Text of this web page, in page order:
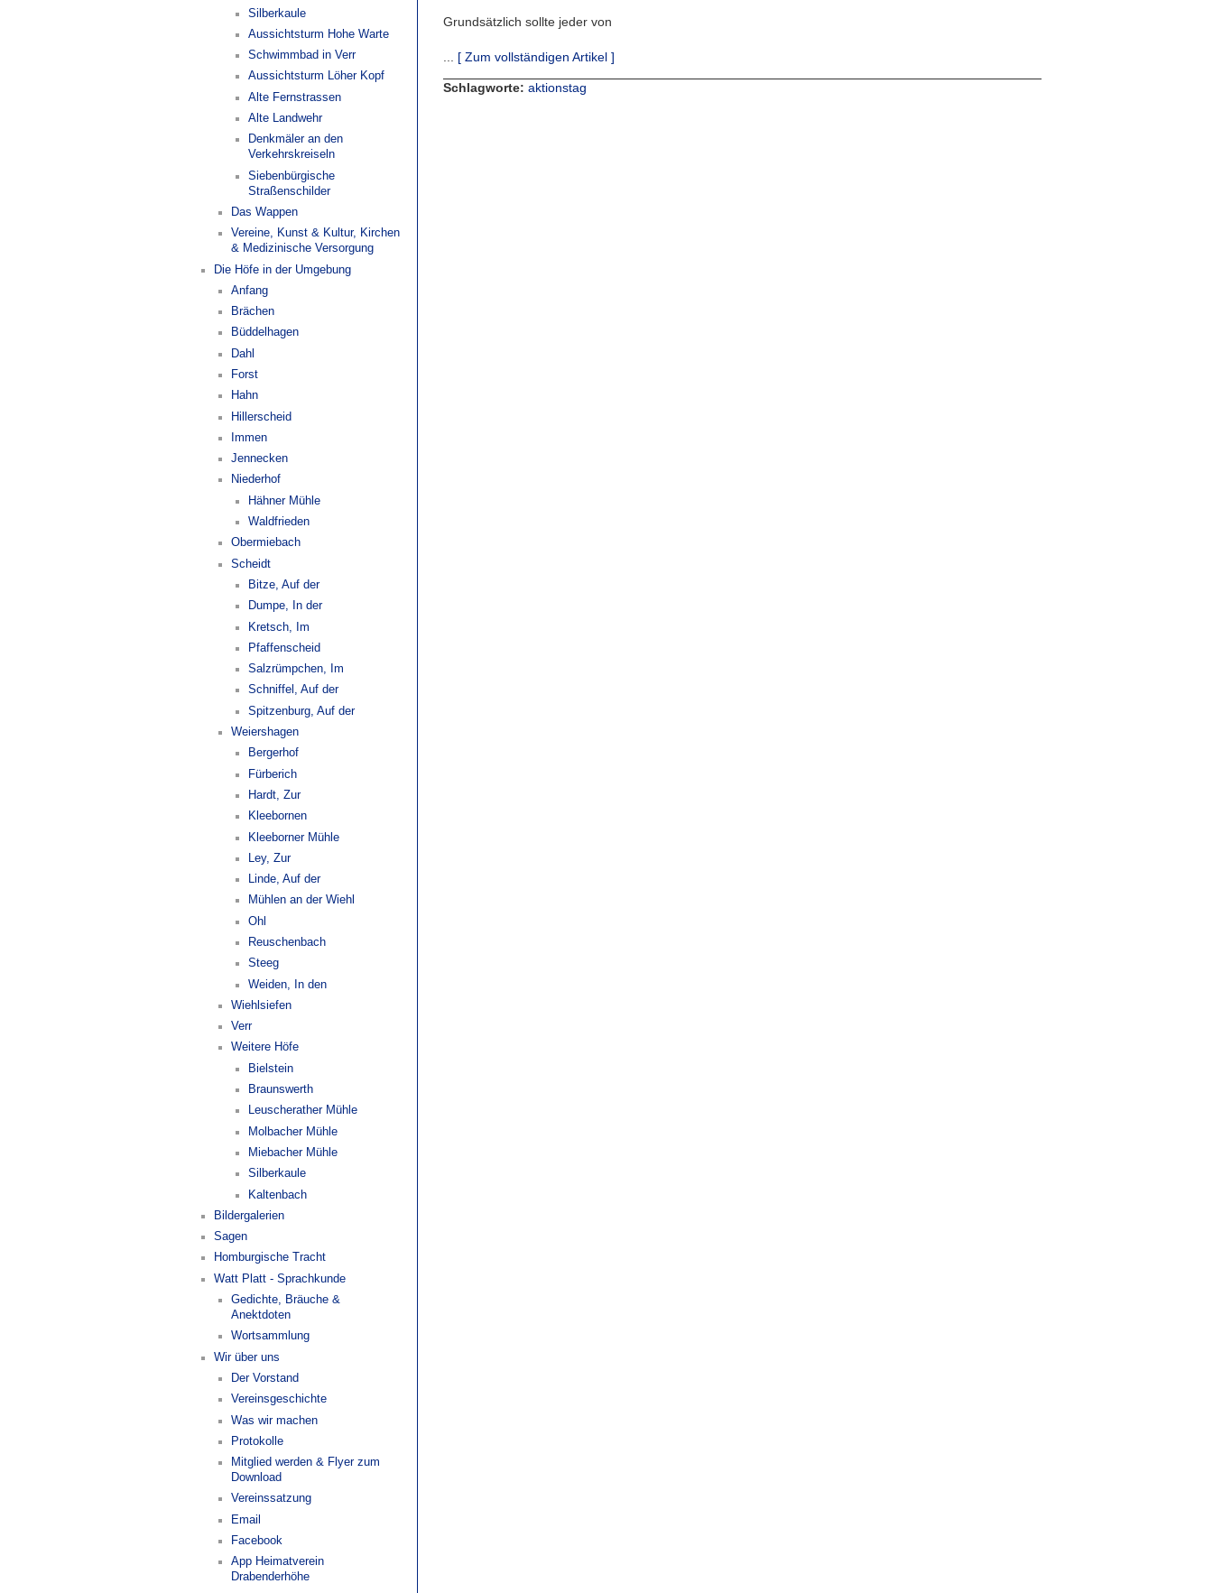
Silberkaule
Aussichtsturm Hohe Warte
Schwimmbad in Verr
Aussichtsturm Löher Kopf
Alte Fernstrassen
Alte Landwehr
Denkmäler an den
Verkehrskreiseln
Siebenbürgische
Straßenschilder
Das Wappen
Vereine, Kunst & Kultur, Kirchen
& Medizinische Versorgung
Die Höfe in der Umgebung
Anfang
Brächen
Büddelhagen
Dahl
Forst
Hahn
Hillerscheid
Immen
Jennecken
Niederhof
Hähner Mühle
Waldfrieden
Obermiebach
Scheidt
Bitze, Auf der
Dumpe, In der
Kretsch, Im
Pfaffenscheid
Salzrümpchen, Im
Schniffel, Auf der
Spitzenburg, Auf der
Weiershagen
Bergerhof
Fürberich
Hardt, Zur
Kleebornen
Kleeborner Mühle
Ley, Zur
Linde, Auf der
Mühlen an der Wiehl
Ohl
Reuschenbach
Steeg
Weiden, In den
Wiehlsiefen
Verr
Weitere Höfe
Bielstein
Braunswerth
Leuscherather Mühle
Molbacher Mühle
Miebacher Mühle
Silberkaule
Kaltenbach
Bildergalerien
Sagen
Homburgische Tracht
Watt Platt - Sprachkunde
Gedichte, Bräuche &
Anektdoten
Wortsammlung
Wir über uns
Der Vorstand
Vereinsgeschichte
Was wir machen
Protokolle
Mitglied werden & Flyer zum
Download
Vereinssatzung
Email
Facebook
App Heimatverein
Drabenderhöhe
Grundsätzlich sollte jeder von
[ Zum vollständigen Artikel ]
Schlagworte: aktionstag